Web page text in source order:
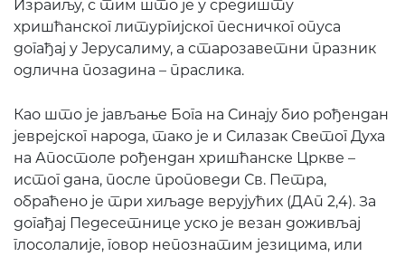
Израиљу, с тим што је у средишту
хришћанског литургијског песничког опуса
догађај у Јерусалиму, а старозаветни празник
одлична позадина – праслика.
Као што је јављање Бога на Синају био рођендан
јеврејског народа, тако је и Силазак Светог Духа
на Апостоле рођендан хришћанске Цркве –
истог дана, после проповеди Св. Петра,
обраћено је три хиљаде верујућих (ДАп 2,4). За
догађај Педесетнице уско је везан доживљај
глосолалије, говор непознатим језицима, или